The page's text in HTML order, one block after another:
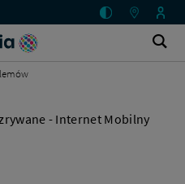
- Internet Mobilny